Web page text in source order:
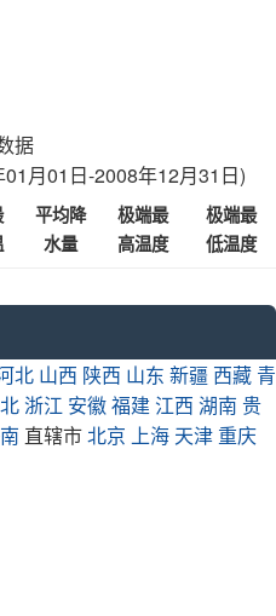
据
月01日-2008年12月31日)
平均降
水量
极端最
高温度
极端最
低温度
北 山西 陕西 山东 新疆 西藏 青
浙江 安徽福建 江西 湖南 贵
直辖市北京 上海 天津 重庆